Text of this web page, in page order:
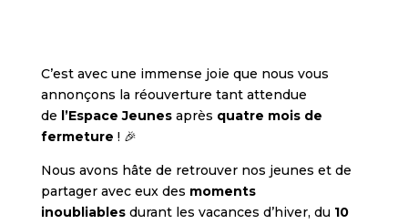
C’est avec une immense joie que nous vous
annonçons la réouverture tant attendue
de l’Espace Jeunesaprès quatre mois de
fermeture ! 🎉
Nous avons hâte de retrouver nos jeunes et de
partager avec eux des moments
inoubliablesdurant les vacances d’hiver, du 10